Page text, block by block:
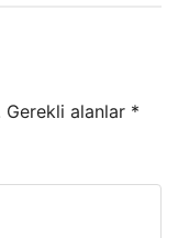
Gerekli alanlar *